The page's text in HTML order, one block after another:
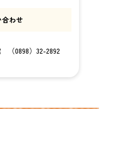
わせ
0898）32-2892